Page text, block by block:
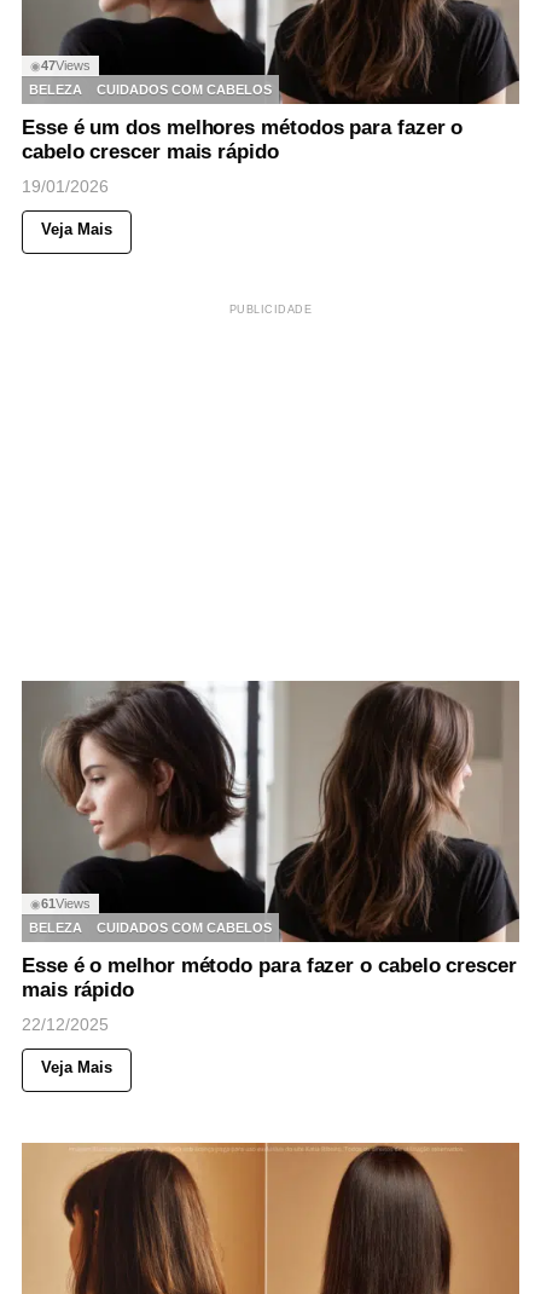
◉47Views
BELEZA
CUIDADOS COM CABELOS
Esse é um dos melhores métodos para fazer o
cabelo crescer mais rápido
19/01/2026
Veja Mais
PUBLICIDADE
◉61 Views
BELEZA
CUIDADOS COM CABELOS
Esse é o melhor método para fazer o cabelo crescer
mais rápido
22/12/2025
Veja Mais